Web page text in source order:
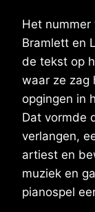
Het nummer
Bramlett en
de tekst op
waar ze zag
opgingen in
Dat vormde
verlangen,
artiest en
muziek en
pianospel